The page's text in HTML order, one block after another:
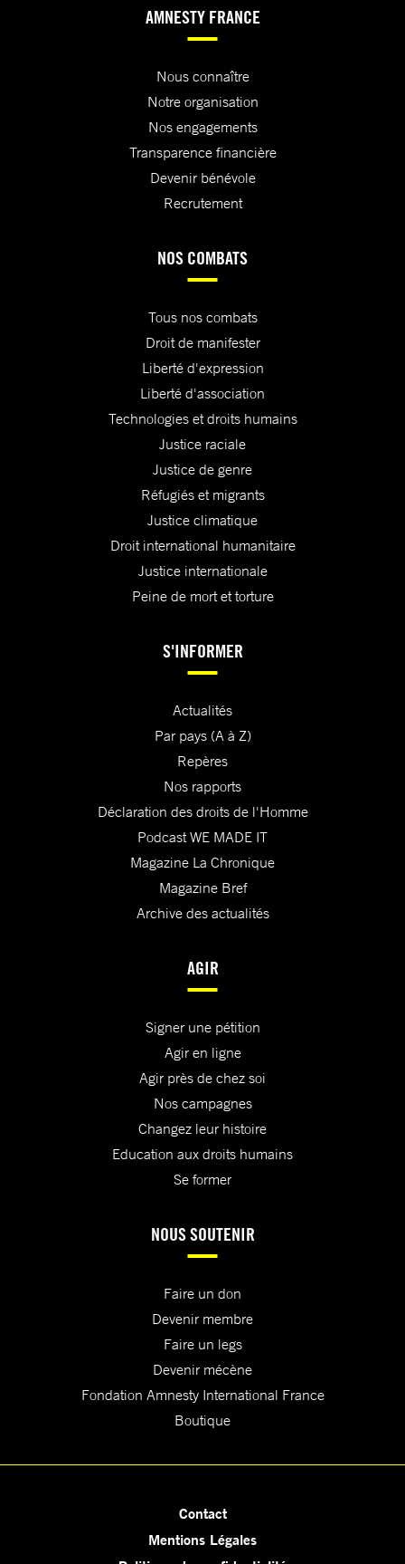
AMNESTY FRANCE
Nous connaître
Notre organisation
Nos engagements
Transparence financière
Devenir bénévole
Recrutement
NOS COMBATS
Tous nos combats
Droit de manifester
Liberté d'expression
Liberté d'association
Technologies et droits humains
Justice raciale
Justice de genre
Réfugiés et migrants
Justice climatique
Droit international humanitaire
Justice internationale
Peine de mort et torture
S'INFORMER
Actualités
Par pays (A à Z)
Repères
Nos rapports
Déclaration des droits de l'Homme
Podcast WE MADE IT
Magazine La Chronique
Magazine Bref
Archive des actualités
AGIR
Signer une pétition
Agir en ligne
Agir près de chez soi
Nos campagnes
Changez leur histoire
Education aux droits humains
Se former
NOUS SOUTENIR
Faire un don
Devenir membre
Faire un legs
Devenir mécène
Fondation Amnesty International France
Boutique
Contact
Mentions Légales